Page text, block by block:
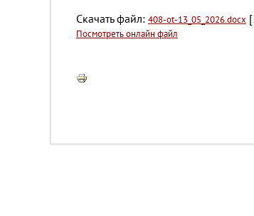
Скачать файл: 408-ot-13_05_2026.docx
Посмотреть онлайн файл